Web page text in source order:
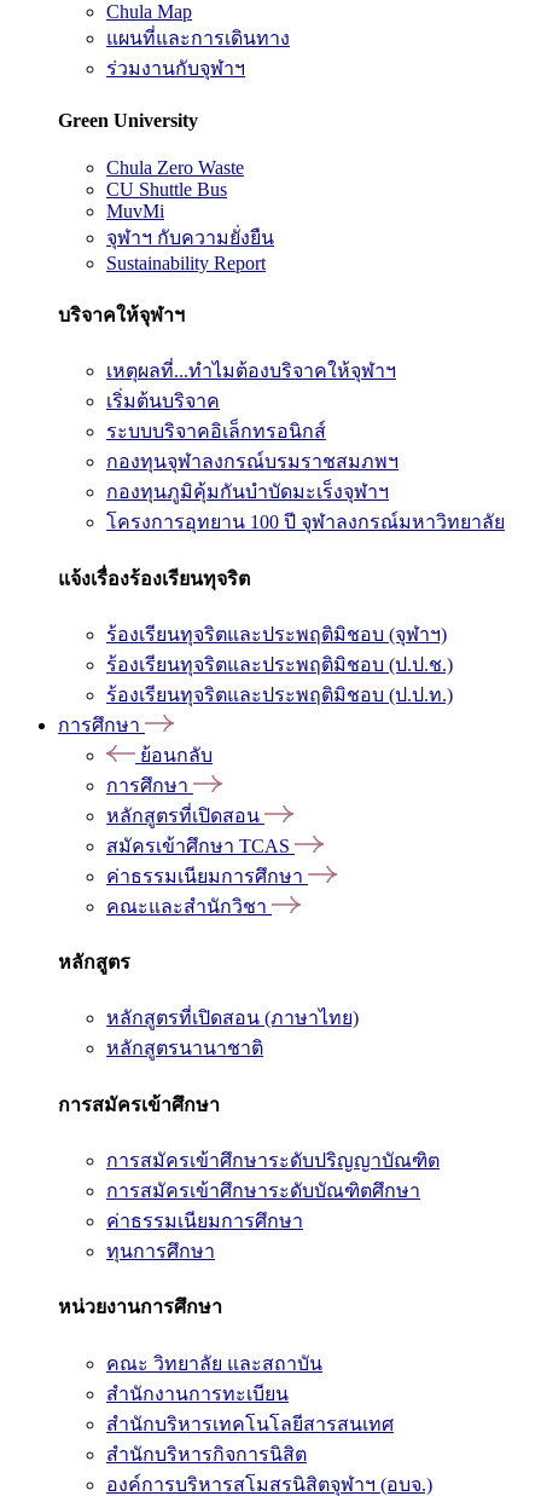
Chula Map
แผนที่และการเดินทาง
ร่วมงานกับจุฬาฯ
Green University
Chula Zero Waste
CU Shuttle Bus
MuvMi
จุฬาฯ กับความยั่งยืน
Sustainability Report
บริจาคให้จุฬาฯ
เหตุผลที่...ทำไมต้องบริจาคให้จุฬาฯ
เริ่มต้นบริจาค
ระบบบริจาคอิเล็กทรอนิกส์
กองทุนจุฬาลงกรณ์บรมราชสมภพฯ
กองทุนภูมิคุ้มกันบำบัดมะเร็งจุฬาฯ
โครงการอุทยาน 100 ปี จุฬาลงกรณ์มหาวิทยาลัย
แจ้งเรื่องร้องเรียนทุจริต
ร้องเรียนทุจริตและประพฤติมิชอบ (จุฬาฯ)
ร้องเรียนทุจริตและประพฤติมิชอบ (ป.ป.ช.)
ร้องเรียนทุจริตและประพฤติมิชอบ (ป.ป.ท.)
การศึกษา
ย้อนกลับ
การศึกษา
หลักสูตรที่เปิดสอน
สมัครเข้าศึกษา TCAS
ค่าธรรมเนียมการศึกษา
คณะและสำนักวิชา
หลักสูตร
หลักสูตรที่เปิดสอน (ภาษาไทย)
หลักสูตรนานาชาติ
การสมัครเข้าศึกษา
การสมัครเข้าศึกษาระดับปริญญาบัณฑิต
การสมัครเข้าศึกษาระดับบัณฑิตศึกษา
ค่าธรรมเนียมการศึกษา
ทุนการศึกษา
หน่วยงานการศึกษา
คณะ วิทยาลัย และสถาบัน
สำนักงานการทะเบียน
สำนักบริหารเทคโนโลยีสารสนเทศ
สำนักบริหารกิจการนิสิต
องค์การบริหารสโมสรนิสิตจุฬาฯ (อบจ.)